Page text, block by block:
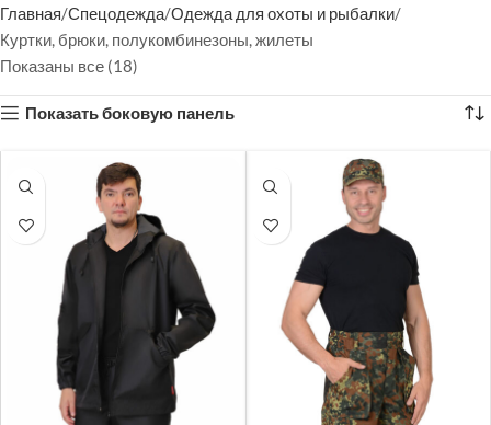
Главная Спецодежда Одежда для охоты и рыбалки
Куртки, брюки, полукомбинезоны, жилеты
Показаны все (18)
Показать боковую панель